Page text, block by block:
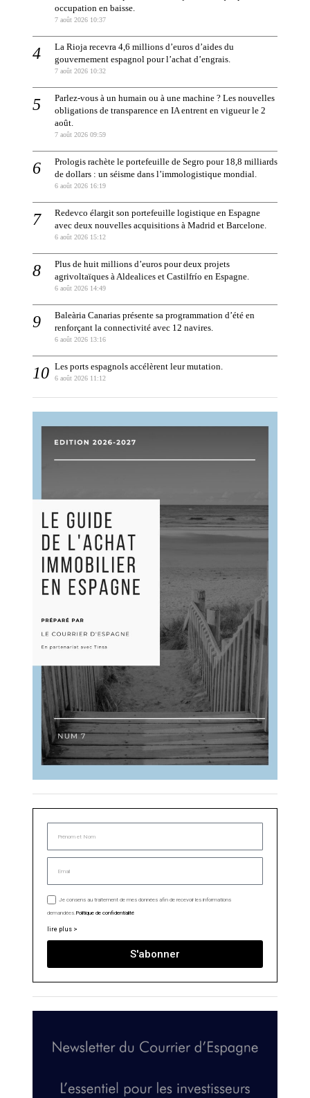
occupation en baisse.
7 août 2026 10:37
La Rioja recevra 4,6 millions d’euros d’aides du
gouvernement espagnol pour l’achat d’engrais.
7 août 2026 10:32
Parlez-vous à un humain ou à une machine ? Les nouvelles
obligations de transparence en IA entrent en vigueur le 2
août.
7 août 2026 09:59
Prologis rachète le portefeuille de Segro pour 18,8 milliards
de dollars : un séisme dans l’immologistique mondial.
6 août 2026 16:19
Redevco élargit son portefeuille logistique en Espagne
avec deux nouvelles acquisitions à Madrid et Barcelone.
6 août 2026 15:12
Plus de huit millions d’euros pour deux projets
agrivoltaïques à Aldealices et Castilfrío en Espagne.
6 août 2026 14:49
Baleària Canarias présente sa programmation d’été en
renforçant la connectivité avec 12 navires.
6 août 2026 13:16
Les ports espagnols accélèrent leur mutation.
6 août 2026 11:12
Je consens au traitement de mes données afin de recevoir les informations
demandées.Politique de confidentialité
lire plus >
S'abonner